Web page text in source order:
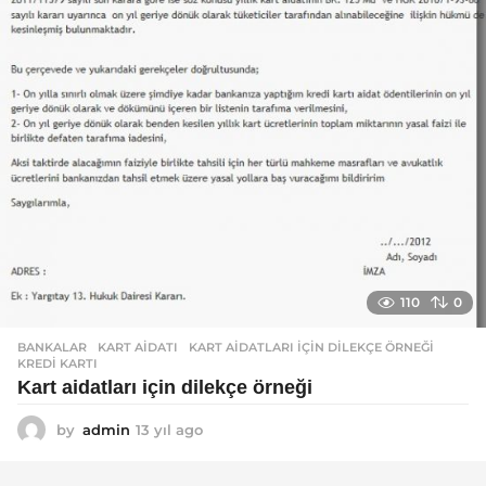
110 0
BANKALAR KART AIDATI ,KART AIDATLARI IÇIN DILEKÇE ÖRNEĞI
KREDI KARTI
Kart aidatları için dilekçe örneği
by admin 13 yıl ago